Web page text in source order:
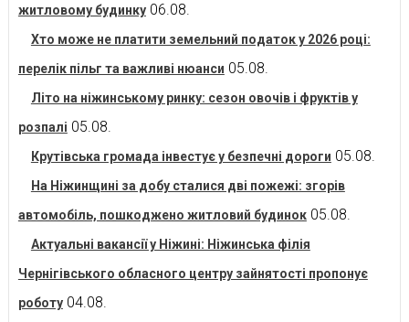
житловому будинку 06.08.
Хто може не платити земельний податок у 2026 році:
перелік пільг та важливі нюанси 05.08.
Літо на ніжинському ринку: сезон овочів і фруктів у
розпалі 05.08.
Крутівська громада інвестує у безпечні дороги 05.08.
На Ніжинщині за добу сталися дві пожежі: згорів
автомобіль, пошкоджено житловий будинок 05.08.
Актуальні вакансії у Ніжині: Ніжинська філія
Чернігівського обласного центру зайнятості пропонує
роботу 04.08.